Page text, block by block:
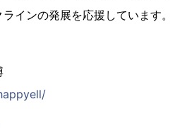
インの発展を応援しています。